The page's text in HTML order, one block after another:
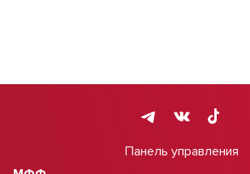
Панель управления